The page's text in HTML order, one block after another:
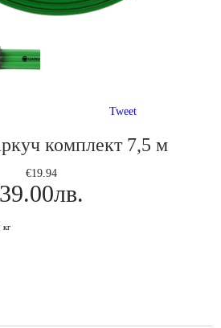
Tweet
комплект 7,5 м
€19.94
39.00лв.
кг